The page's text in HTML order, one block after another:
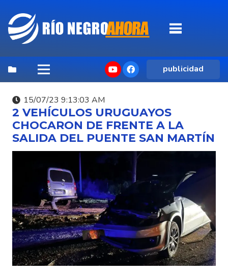
publicidad
15/07/23 9:13:03 AM
2 VEHÍCULOS URUGUAYOS
CHOCARON DE FRENTE A LA
SALIDA DEL PUENTE SAN MARTÍN